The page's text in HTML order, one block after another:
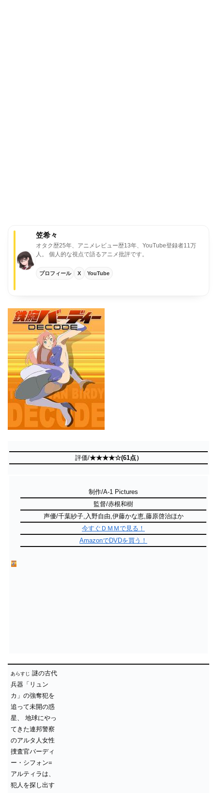
笠希々
オタク歴25年、アニメレビュー歴13年、YouTube登録者11万
人。
個人的な視点で語るアニメ批評です。
プロフィール X YouTube
評価/★★★★☆(61点）
制作/A-1 Pictures
監督/赤根和樹
声優/千葉紗子,入野自由,伊藤かな恵,藤原啓治ほか
今すぐＤＭＭで見る！
AmazonでDVDを買う！
あらすじ 謎の古代
兵器「リュン
カ」の強奪犯を
追って未開の惑
星、
地球にやっ
てきた連邦警察
のアルタ人女性
捜査官バーディ
ー・シフォン=
アルティラは、
犯人を探し出す